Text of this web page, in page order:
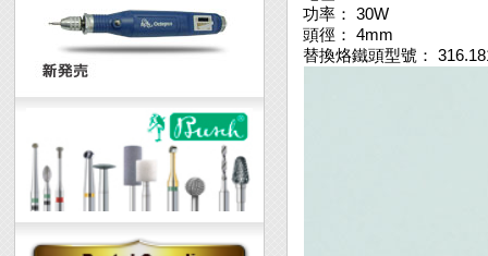
功率： 30W
頭徑： 4mm
替換烙鐵頭型號：